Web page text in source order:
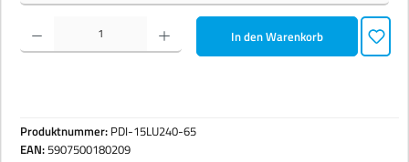
Produkt Anzahl: Gib den gewünschten Wert ein oder benutze die Schaltflächen um die Anzahl zu
In den Warenkorb
Produktnummer: PDI-15LU240-65
EAN:5907500180209